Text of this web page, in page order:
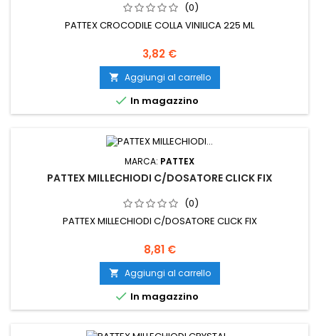
(0)
PATTEX CROCODILE COLLA VINILICA 225 ML
Prezzo
3,82 €
 Aggiungi al carrello
 In magazzino
MARCA: PATTEX
PATTEX MILLECHIODI C/DOSATORE CLICK FIX
(0)
PATTEX MILLECHIODI C/DOSATORE CLICK FIX
Prezzo
8,81 €
 Aggiungi al carrello
 In magazzino